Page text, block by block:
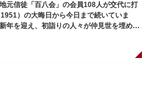
元信徒「百八会」の会員108人が交代に打
）の大晦日から今日まで続いていま
年を迎え、初詣りの人々が仲見世を埋めつ